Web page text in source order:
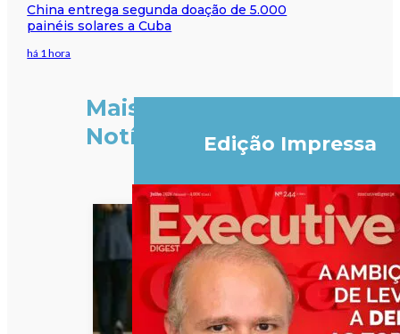
China entrega segunda doação de 5.000
painéis solares a Cuba
há 1 hora
Mais
Notícias
Edição Impressa